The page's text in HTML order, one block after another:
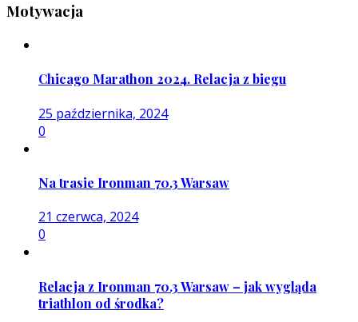
Motywacja
Chicago Marathon 2024. Relacja z biegu
25 października, 2024
0
Na trasie Ironman 70.3 Warsaw
21 czerwca, 2024
0
Relacja z Ironman 70.3 Warsaw – jak wygląda
triathlon od środka?